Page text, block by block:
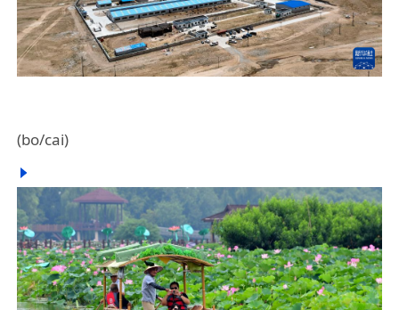
(bo/cai)